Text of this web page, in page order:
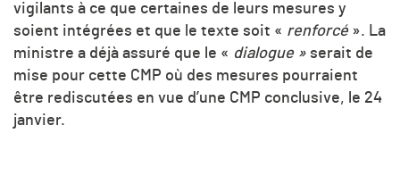
vigilants à ce que certaines de leurs mesures y
soient intégrées et que le texte soit « renforcé ». La
ministre a déjà assuré que le « dialogue » serait de
mise pour cette CMP où des mesures pourraient
être rediscutées en vue d’une CMP conclusive, le 24
janvier.